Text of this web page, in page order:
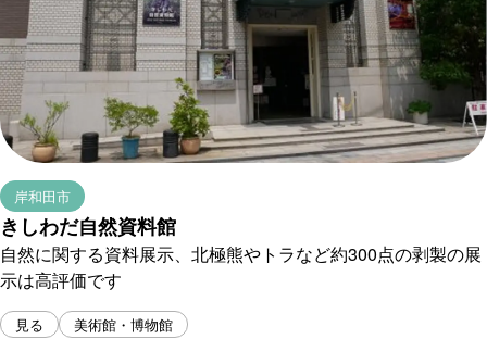
岸和田市
きしわだ自然資料館
自然に関する資料展示、北極熊やトラなど約300点の剥製の展
示は高評価です
見る 美術館・博物館